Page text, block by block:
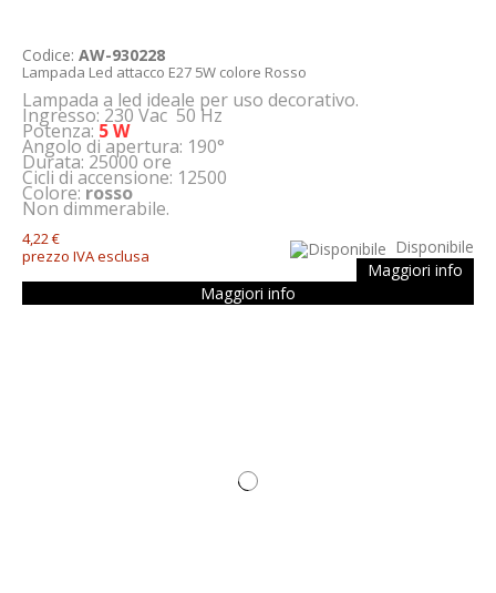
Codice: AW-930228
Lampada Led attacco E27 5W colore Rosso
Lampada a led ideale per uso decorativo.
Ingresso: 230 Vac 50 Hz
Potenza: 5 W
Angolo di apertura: 190°
Durata: 25000 ore
Cicli di accensione: 12500
Colore: rosso
Non dimmerabile.
4,22 €
prezzo IVA esclusa
Disponibile
Maggiori info
Maggiori info